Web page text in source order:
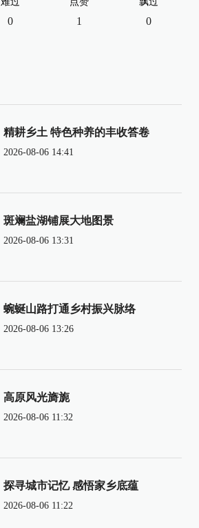
0 1 0
精耕乡土 特色种养的丰收答卷
2026-08-06 14:41
斑斓盐湖铺展大地图景
2026-08-06 13:31
蜿蜒山路打通乡村振兴脉络
2026-08-06 13:26
高原风光旖旎
2026-08-06 11:32
探寻城市记忆 感悟家乡底蕴
2026-08-06 11:22